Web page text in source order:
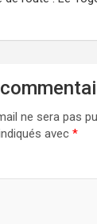
ne sera pas
avec *